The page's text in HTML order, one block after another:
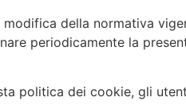
della normativa
periodicamente la
politica dei cookie, gli